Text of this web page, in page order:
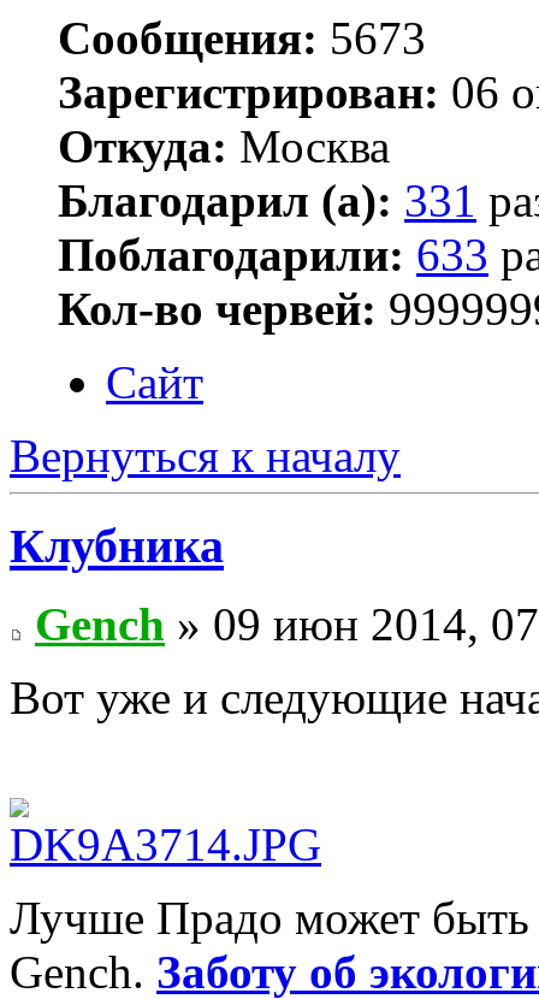
Сообщения: 5673
Зарегистрирован: 06
Откуда: Москва
Благодарил (а): 331
Поблагодарили: 633
Кол-во червей:
Сайт
Вернуться к началу
Клубника
Gench » 09 июн 2014,
Вот уже и следующие
Лучше Прадо может
Gench. Заботу об